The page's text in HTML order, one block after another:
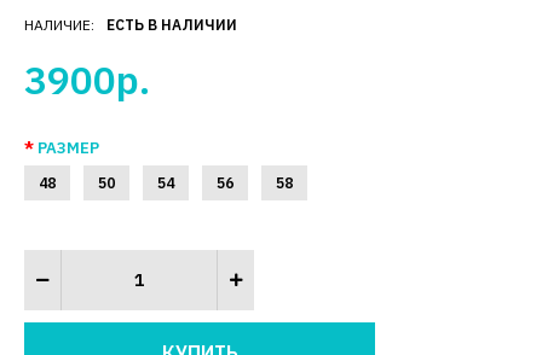
НАЛИЧИЕ: ЕСТЬ В НАЛИЧИИ
3900р.
РАЗМЕР
48 50 54 56 58